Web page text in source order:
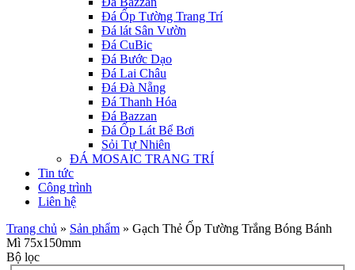
Đá Ốp Tường Trang Trí
Đá lát Sân Vườn
Đá CuBic
Đá Bước Dạo
Đá Lai Châu
Đá Đà Nẵng
Đá Thanh Hóa
Đá Bazzan
Đá Ốp Lát Bể Bơi
Sỏi Tự Nhiên
ĐÁ MOSAIC TRANG TRÍ
Tin tức
Công trình
Liên hệ
Trang chủ » Sản phẩm » Gạch Thẻ Ốp Tường Trắng Bóng Bánh
Mì 75x150mm
Bộ lọc